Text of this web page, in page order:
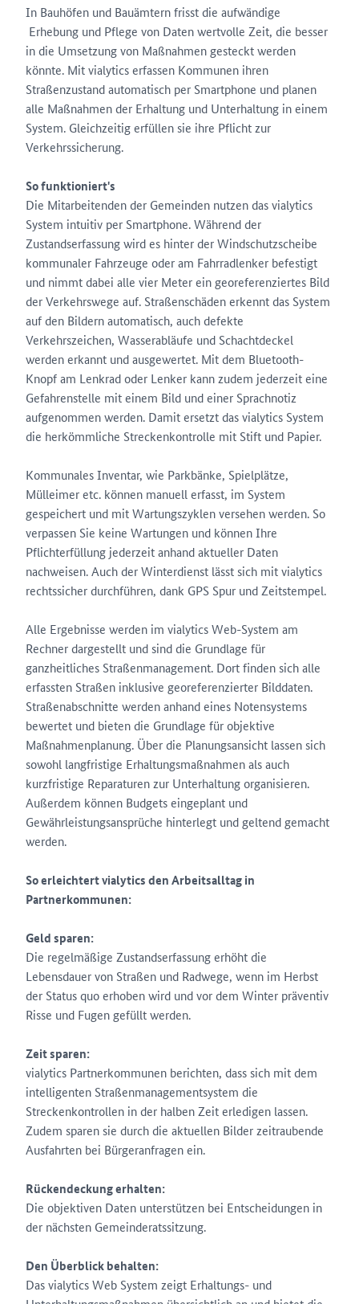
In Bauhöfen und Bauämtern frisst die aufwändige
Erhebung und Pflege von Daten wertvolle Zeit, die besser
in die Umsetzung von Maßnahmen gesteckt werden
könnte. Mit vialytics erfassen Kommunen ihren
Straßenzustand automatisch per Smartphone und planen
alle Maßnahmen der Erhaltung und Unterhaltung in einem
System. Gleichzeitig erfüllen sie ihre Pflicht zur
Verkehrssicherung.
So funktioniert's
Die Mitarbeitenden der Gemeinden nutzen das vialytics
System intuitiv per Smartphone. Während der
Zustandserfassung wird es hinter der Windschutzscheibe
kommunaler Fahrzeuge oder am Fahrradlenker befestigt
und nimmt dabei alle vier Meter ein georeferenziertes Bild
der Verkehrswege auf. Straßenschäden erkennt das System
auf den Bildern automatisch, auch defekte
Verkehrszeichen, Wasserabläufe und Schachtdeckel
werden erkannt und ausgewertet. Mit dem Bluetooth-
Knopf am Lenkrad oder Lenker kann zudem jederzeit eine
Gefahrenstelle mit einem Bild und einer Sprachnotiz
aufgenommen werden. Damit ersetzt das vialytics System
die herkömmliche Streckenkontrolle mit Stift und Papier.
Kommunales Inventar, wie Parkbänke, Spielplätze,
Mülleimer etc. können manuell erfasst, im System
gespeichert und mit Wartungszyklen versehen werden. So
verpassen Sie keine Wartungen und können Ihre
Pflichterfüllung jederzeit anhand aktueller Daten
nachweisen. Auch der Winterdienst lässt sich mit vialytics
rechtssicher durchführen, dank GPS Spur und Zeitstempel.
Alle Ergebnisse werden im vialytics Web-System am
Rechner dargestellt und sind die Grundlage für
ganzheitliches Straßenmanagement. Dort finden sich alle
erfassten Straßen inklusive georeferenzierter Bilddaten.
Straßenabschnitte werden anhand eines Notensystems
bewertet und bieten die Grundlage für objektive
Maßnahmenplanung. Über die Planungsansicht lassen sich
sowohl langfristige Erhaltungsmaßnahmen als auch
kurzfristige Reparaturen zur Unterhaltung organisieren.
Außerdem können Budgets eingeplant und
Gewährleistungsansprüche hinterlegt und geltend gemacht
werden.
So erleichtert vialytics den Arbeitsalltag in
Partnerkommunen:
Geld sparen:
Die regelmäßige Zustandserfassung erhöht die
Lebensdauer von Straßen und Radwege, wenn im Herbst
der Status quo erhoben wird und vor dem Winter präventiv
Risse und Fugen gefüllt werden.
Zeit sparen:
vialytics Partnerkommunen berichten, dass sich mit dem
intelligenten Straßenmanagementsystem die
Streckenkontrollen in der halben Zeit erledigen lassen.
Zudem sparen sie durch die aktuellen Bilder zeitraubende
Ausfahrten bei Bürgeranfragen ein.
Rückendeckung erhalten:
Die objektiven Daten unterstützen bei Entscheidungen in
der nächsten Gemeinderatssitzung.
Den Überblick behalten:
Das vialytics Web System zeigt Erhaltungs- und